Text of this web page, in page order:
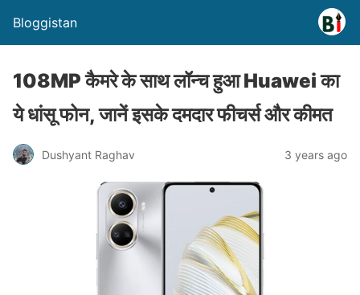
Bloggistan
108MP कैमरे के साथ लॉन्च हुआ Huawei का
ये धांसू फोन, जानें इसके दमदार फीचर्स और कीमत
Dushyant Raghav 3 years ago